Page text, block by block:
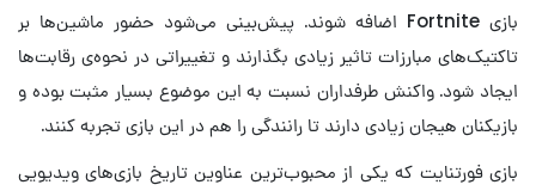
بازی Fortnite اضافه شوند. پیش‌بینی می‌شود حضور ماشین‌ها بر
تاکتیک‌های مبارزات تاثیر زیادی بگذارند و تغییراتی در نحوه‌ی رقابت‌ها
ایجاد شود. واکنش طرفداران نسبت به این موضوع بسیار مثبت بوده و
بازیکنان هیجان زیادی دارند تا رانندگی را هم در این بازی تجربه کنند.
بازی فورتنایت که یکی از محبوب‌ترین عناوین تاریخ بازی‌های ویدیویی